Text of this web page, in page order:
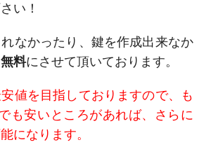
い！
なかったり、鍵を作成出来なか
無料にさせて頂いております。
値を目指しておりますので、も
も安いところがあれば、さらに
になります。